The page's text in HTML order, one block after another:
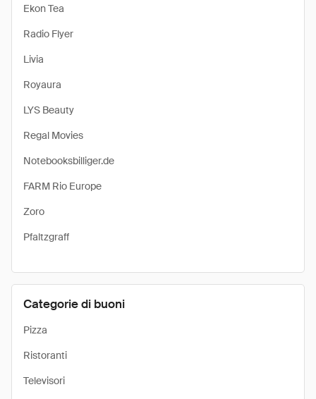
Ekon Tea
Radio Flyer
Livia
Royaura
LYS Beauty
Regal Movies
Notebooksbilliger.de
FARM Rio Europe
Zoro
Pfaltzgraff
Categorie di buoni
Pizza
Ristoranti
Televisori